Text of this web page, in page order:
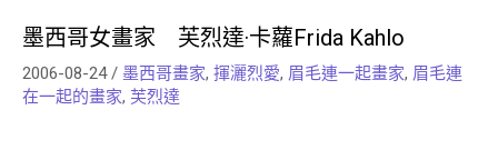
墨西哥女畫家 芙烈達·卡蘿Frida Kahlo
2006-08-24 / 墨西哥畫家, 揮灑烈愛, 眉毛連一起畫家, 眉毛連
在一起的畫家, 芙烈達